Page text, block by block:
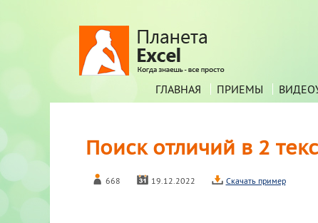
ГЛАВНАЯ ПРИЕМЫ
Поиск отличий в 2
668 19.12.2022 Скачать пример